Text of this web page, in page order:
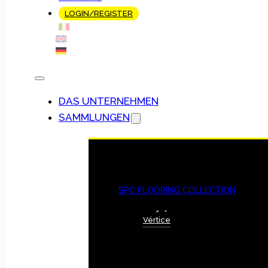
LOGIN/REGISTER
DAS UNTERNEHMEN
SAMMLUNGEN
SPC FLOORING COLLECTION
Vértice